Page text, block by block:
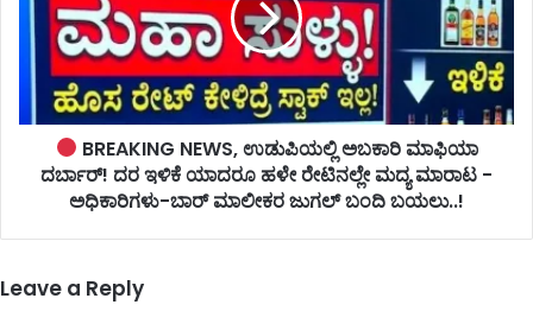
BREAKING NEWS, ಉಡುಪಿಯಲ್ಲಿ ಅಬಕಾರಿ ಮಾಫಿಯಾ
ದರ್ಬಾರ್! ದರ ಇಳಿಕೆ ಯಾದರೂ ಹಳೇ ರೇಟಿನಲ್ಲೇ ಮದ್ಯ ಮಾರಾಟ -
ಅಧಿಕಾರಿಗಳು-ಬಾರ್ ಮಾಲೀಕರ ಜುಗಲ್‌ ಬಂದಿ ಬಯಲು..!
Leave a Reply